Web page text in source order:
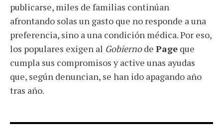
publicarse, miles de familias continúan
afrontando solas un gasto que no responde a una
preferencia, sino a una condición médica. Por eso,
los populares exigen al Gobiernode Page que
cumpla sus compromisos y active unas ayudas
que, según denuncian, se han ido apagando año
tras año.